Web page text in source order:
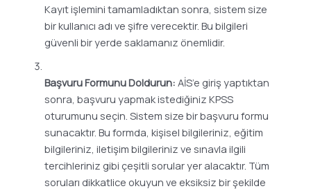
Kayıt işlemini tamamladıktan sonra, sistem size
bir kullanıcı adı ve şifre verecektir. Bu bilgileri
güvenli bir yerde saklamanız önemlidir.
Başvuru Formunu Doldurun: AİS’e giriş yaptıktan
sonra, başvuru yapmak istediğiniz KPSS
oturumunu seçin. Sistem size bir başvuru formu
sunacaktır. Bu formda, kişisel bilgileriniz, eğitim
bilgileriniz, iletişim bilgileriniz ve sınavla ilgili
tercihleriniz gibi çeşitli sorular yer alacaktır. Tüm
soruları dikkatlice okuyun ve eksiksiz bir şekilde